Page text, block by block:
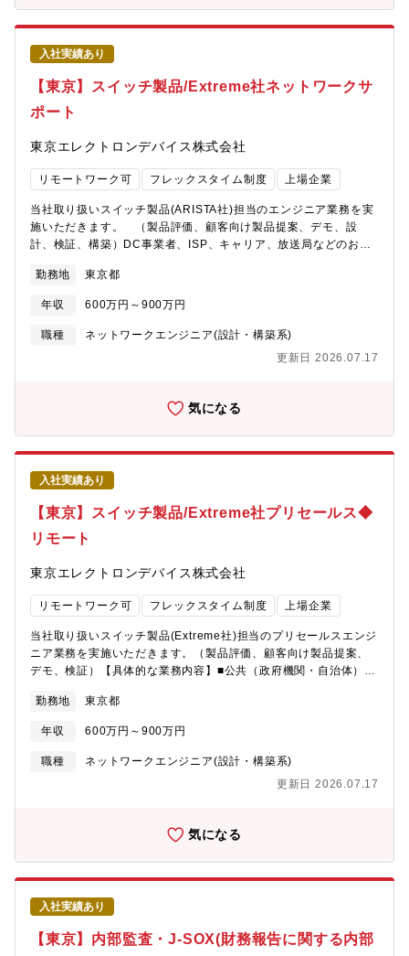
ループ 第二グループ 14名【やりがい】■近年では、大規模ネッ
トワークや高度な無線/認証ソリューションに関する問い合わせも
増えており、最新技術に触れながら幅広い知識と実践経験を積む
ことができます。■国内代理店として20年以上の販売・サポート実
績を有し、十分な検証環境と、実機を用いた障害解析・技術検証
を行える環境があります。■Extreme製品担当エンジニアは、スイ
ッチ、WLC、管理製品など幅広い領域を横断して担当できるた
れるポジションです。■ネットワーク全体を俯瞰しながら、設計・
構築・運用・トラブル対応まで多面的に関われるため、日々の業
務を通じて着実にスキルを高められます。幅広い製品知識を武器
す。【働き方】■作業場所 新宿サポートセンター（新宿区西新
宿）※検証機材を有する検証環境新宿サポートセンター出社を基
本とした業務スタイルとなり、業務上問題無ければ週に数回の在
宅勤務も可能です。※基本的にはオフィスでの対応となり、現場
社平均）■有給休暇の平均取得日数 14.9日（全社平均）【働く環
る、自由でフラットな社風です。■階層別・職種別研修や語学研修
など、社員の成長を支援する充実した研修制度があります。■社員
ついて】急速な技術変化が求められるエレクトロニクス業界で、
入社実績あり
【東京】スイッチ製品/Extreme社ネットワークサ
ポート
東京エレクトロンデバイス株式会社
リモートワーク可 フレックスタイム制度 上場企業
当社取り扱いスイッチ製品(ARISTA社)担当のエンジニア業務を実
施いただきます。 （製品評価、顧客向け製品提案、デモ、設
計、検証、構築）DC事業者、ISP、キャリア、放送局などのお客
ッチ製品やソリューションのご提案、製品導入時の設計・検証・
構築作業をご担当いただきます。【募集背景】体制強化のための
増員【配属先】ITソリューション部門 CN第三技術部 ■総勢 45
名■配属予定グループ 第一グループ 10名【魅力】■最先端のネッ
ることができます。■大規模に製品を導入していただく機会も多
り、責任感や連帯感を感じられます。■AIネットワーキング、放送
業界のシステムIP化といった最新トレンドをおさえた提案活動を
行なっており、最先端の技術を学ぶことができます。■国内1次代
理店として十分な検証環境を備えており、実機検証を基本にした
お客様ご提案やサポートを行なっています。【働き方】■リモート
ワーク中心と※業務の必要性に応じ出社して実機検証を行なって
いただきます。■出張 有お客様先での構築作業として、年に数回
程度は首都圏以遠への短期出張があります。 ■フレックス■平均
残業時間 20.8時間（全社平均）■有給休暇の平均取得日数
極的にビジネスに参画できる、自由でフラットな社風です。■階層
別・職種別研修や語学研修など、社員の成長を支援する充実した
研修制度があります。■社員の多くは中途入社であり、風土・待遇
躍いただけます。【当社について】急速な技術変化が求められる
エレクトロニクス業界で、業界最大級の規模を誇るインレビアム
開発センターの高度な技術と豊富な経験を活かし、付加価値の高
い対応を迅速に実現する開発ビジネスを推進しております。
勤務地 東京都
年収 600万円～900万円
職種
ネットワークエンジニア(設計・構築系)
更新日 2026.07.17
気になる
入社実績あり
【東京】スイッチ製品/Extreme社プリセールス◆
リモート
東京エレクトロンデバイス株式会社
リモートワーク可 フレックスタイム制度 上場企業
当社取り扱いスイッチ製品(Extreme社)担当のプリセールスエンジ
ニア業務を実施いただきます。（製品評価、顧客向け製品提案、
デモ、検証）【具体的な業務内容】■公共（政府機関・自治体）・
系のお客様に対し、Extreme Networks製品を中心としたネットワ
ークソリューションの技術支援を担当いただきます。■国内1次代
理店として、製品評価、顧客向け提案、デモンストレーション、
ネットワーク設計、検証、構築まで一連の技術業務を担当し、お
【配属先】ITソリューション部門 CN第三技術部 ■総勢 45名■
庁・地方自治体向けの大規模案件や、新しいネットワークソリュ
ーションの提案機会も増えており、最新技術に触れながら幅広い
経験を積むことができます。■国内代理店として20年以上の販売・
サポート実績を有し、十分な検証環境と最先端のソリューション
検証を行える環境があります。■最先端のネットワーク製品を取り
扱い、最新のネットワーク関連技術を習得することができます。
公共（政府機関・自治体）・文教（大学・研究所）をはじめ、ホ
テル・スタジアムなど社会インフラを支えるお客様に対し、製品
勤務地 東京都
年収 600万円～900万円
職種
ネットワークエンジニア(設計・構築系)
更新日 2026.07.17
気になる
入社実績あり
【東京】内部監査・J-SOX(財務報告に関する内部